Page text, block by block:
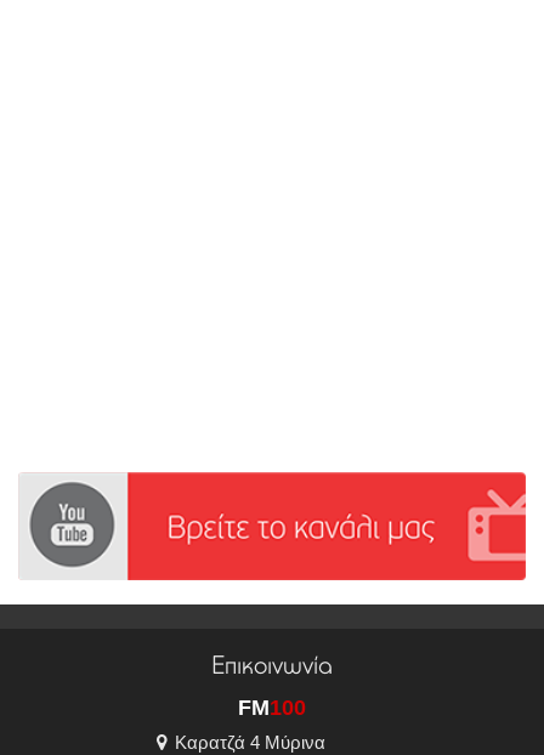
Επικοινωνία
FM100
Καρατζά 4 Μύρινα